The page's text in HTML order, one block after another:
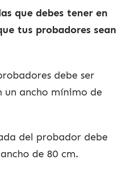
que debes tener en
tus probadores sean
debe ser
un ancho mínimo de
del probador debe
de 80 cm.